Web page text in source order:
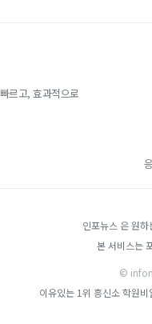
르고, 효과적으로
인포뉴스 은 원
본 서비스는
©
이유있는 1위 흥신소학원